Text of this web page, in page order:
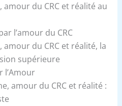
amour du CRC et réalité au
l’amour du CRC
amour du CRC et réalité, la
supérieure
l’Amour
amour du CRC et réalité :